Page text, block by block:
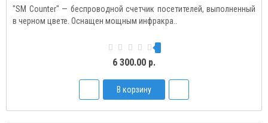
"SM Counter" — беспроводной счетчик посетителей, выполненный
в черном цвете. Оснащен мощным инфракра..
6 300.00 р.
В корзину